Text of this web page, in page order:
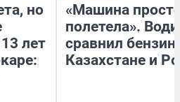
но
лет
«Машина
полетела».
сравнил бензин
Казахстане и